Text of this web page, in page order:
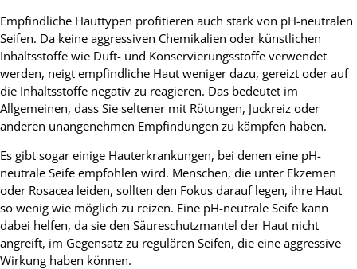
Empfindliche Hauttypen profitieren auch stark von pH-neutralen
Seifen. Da keine aggressiven Chemikalien oder künstlichen
Inhaltsstoffe wie Duft- und Konservierungsstoffe verwendet
werden, neigt empfindliche Haut weniger dazu, gereizt oder auf
die Inhaltsstoffe negativ zu reagieren. Das bedeutet im
Allgemeinen, dass Sie seltener mit Rötungen, Juckreiz oder
anderen unangenehmen Empfindungen zu kämpfen haben.
Es gibt sogar einige Hauterkrankungen, bei denen eine pH-
neutrale Seife empfohlen wird. Menschen, die unter Ekzemen
oder Rosacea leiden, sollten den Fokus darauf legen, ihre Haut
so wenig wie möglich zu reizen. Eine pH-neutrale Seife kann
dabei helfen, da sie den Säureschutzmantel der Haut nicht
angreift, im Gegensatz zu regulären Seifen, die eine aggressive
Wirkung haben können.